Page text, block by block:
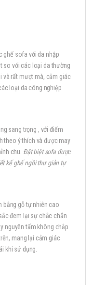
ghế sofa với da nhập
so với các loại da thường
và rất mượt mà, cảm giác
loại da công nghiệp
sang trọng , với điểm
theo ý thích và được may
chu. Đặt biệt sofa được
kế ghế ngồi thư giản tự
bằng gỗ tự nhiên cao
đem lại sự chắc chắn
nguyên tấm không chắp
mang lại cảm giác
khi sử dụng.